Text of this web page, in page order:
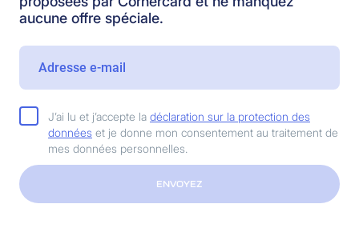
aucune offre spéciale.
J’ai lu et j’accepte la déclaration sur la protection des
données et je donne mon consentement au traitement de
mes données personnelles.
ENVOYEZ